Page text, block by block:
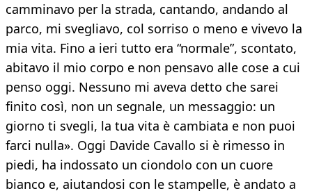
camminavo per la strada, cantando, andando al
parco, mi svegliavo, col sorriso o meno e vivevo la
mia vita. Fino a ieri tutto era “normale”, scontato,
abitavo il mio corpo e non pensavo alle cose a cui
penso oggi. Nessuno mi aveva detto che sarei
finito così, non un segnale, un messaggio: un
giorno ti svegli, la tua vita è cambiata e non puoi
farci nulla». Oggi Davide Cavallo si è rimesso in
piedi, ha indossato un ciondolo con un cuore
bianco e, aiutandosi con le stampelle, è andato a